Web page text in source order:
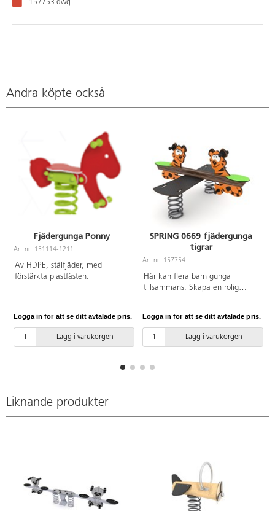
157753.dwg
Andra köpte också
Fjädergunga Ponny
Art.nr: 151114-1211
Av HDPE, stålfjäder, med
förstärkta plastfästen.
Logga in för att se ditt avtalade pris.
Lägg i varukorgen
SPRING 0669 fjädergunga
tigrar
Art.nr: 157754
Här kan flera barn gunga
tillsammans. Skapa en rolig
färgstarka element som passar
barn i alla åldrar. Konstruktion av
galvaniserat och pulverlackerat
Monteras enligt
Logga in för att se ditt avtalade pris.
Lägg i varukorgen
Liknande produkter